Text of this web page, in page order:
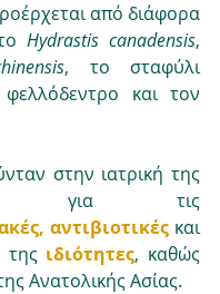
από διάφορα
Ηydrastis canadensis,
, το σταφύλι
και τον
στην ιατρική της
για τις
αντιβιοτικές
και
της ιδιότητες, καθώς
Ανατολικής Ασίας.